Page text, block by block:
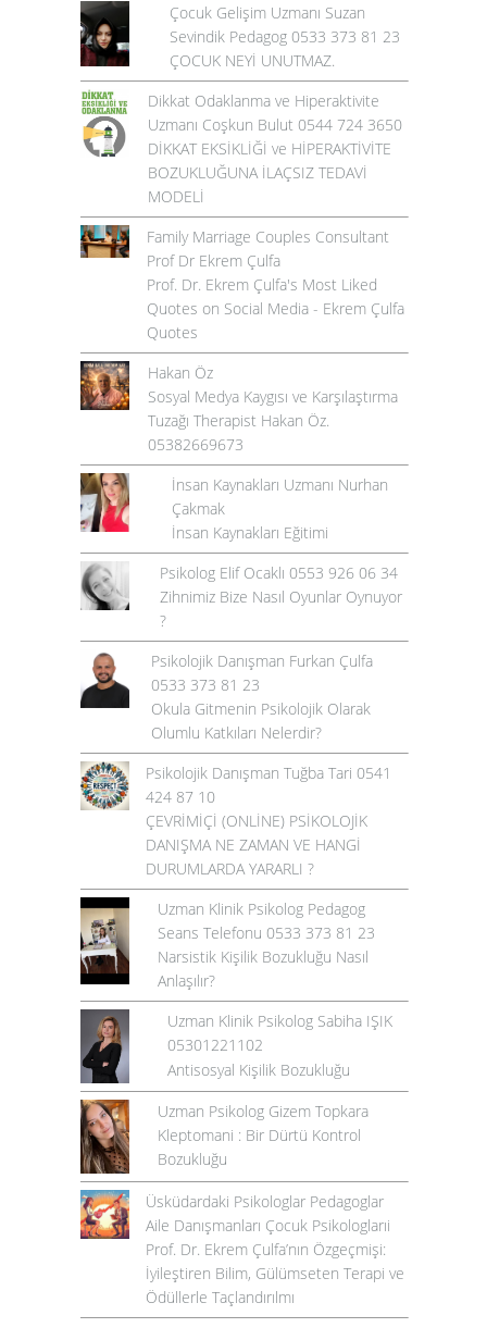
Çocuk Gelişim Uzmanı Suzan
Sevindik Pedagog 0533 373 81 23
ÇOCUK NEYİ UNUTMAZ.
Dikkat Odaklanma ve Hiperaktivite
Uzmanı Coşkun Bulut 0544 724 3650
DİKKAT EKSİKLİĞİ ve HİPERAKTİVİTE
BOZUKLUĞUNA İLAÇSIZ TEDAVİ
MODELİ
Family Marriage Couples Consultant
Prof Dr Ekrem Çulfa
Prof. Dr. Ekrem Çulfa's Most Liked
Quotes on Social Media - Ekrem Çulfa
Quotes
Hakan Öz
Sosyal Medya Kaygısı ve Karşılaştırma
Tuzağı Therapist Hakan Öz.
05382669673
İnsan Kaynakları Uzmanı Nurhan
Çakmak
İnsan Kaynakları Eğitimi
Psikolog Elif Ocaklı 0553 926 06 34
Zihnimiz Bize Nasıl Oyunlar Oynuyor
?
Psikolojik Danışman Furkan Çulfa
0533 373 81 23
Okula Gitmenin Psikolojik Olarak
Olumlu Katkıları Nelerdir?
Psikolojik Danışman Tuğba Tari 0541
424 87 10
ÇEVRİMİÇİ (ONLİNE) PSİKOLOJİK
DANIŞMA NE ZAMAN VE HANGİ
DURUMLARDA YARARLI ?
Uzman Klinik Psikolog Pedagog
Seans Telefonu 0533 373 81 23
Narsistik Kişilik Bozukluğu Nasıl
Anlaşılır?
Uzman Klinik Psikolog Sabiha IŞIK
05301221102
Antisosyal Kişilik Bozukluğu
Uzman Psikolog Gizem Topkara
Kleptomani : Bir Dürtü Kontrol
Bozukluğu
Üsküdardaki Psikologlar Pedagoglar
Aile Danışmanları Çocuk Psikologlarıi
Prof. Dr. Ekrem Çulfa’nın Özgeçmişi:
İyileştiren Bilim, Gülümseten Terapi ve
Ödüllerle Taçlandırılmı